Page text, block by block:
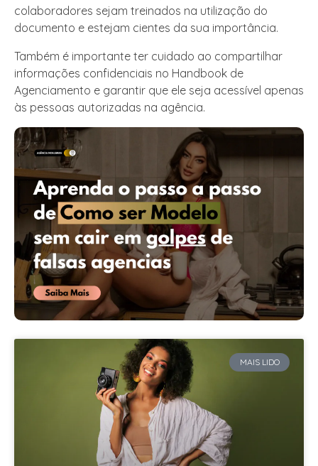
colaboradores sejam treinados na utilização do
documento e estejam cientes da sua importância.
Também é importante ter cuidado ao compartilhar
informações confidenciais no Handbook de
Agenciamento e garantir que ele seja acessível apenas
às pessoas autorizadas na agência.
MAIS LIDO